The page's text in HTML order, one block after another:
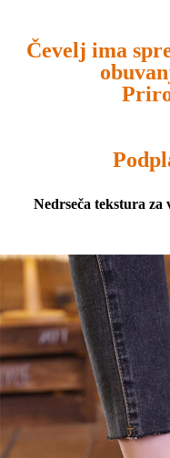
Čevelj ima
Nedrseča tekstura